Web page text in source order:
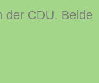
der CDU. Beide